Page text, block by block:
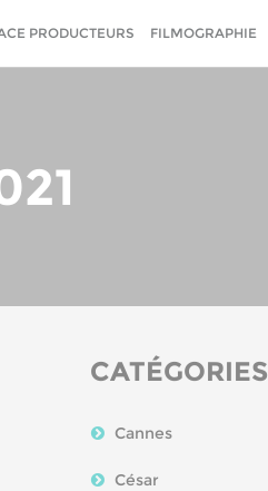
PRODUCTEURS FILMOGRAPHIE
CATÉGORIES
Cannes
César